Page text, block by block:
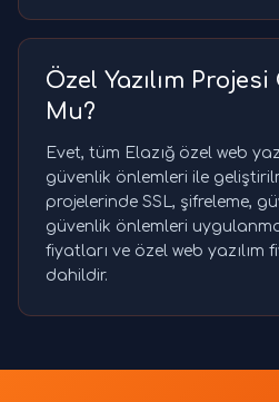
Özel Yazılım
Mu?
Evet, tüm Elazığ özel web
güvenlik önlemleri ile
projelerinde SSL, şifreleme,
güvenlik önlemleri
fiyatları ve özel web yazılım
dahildir.